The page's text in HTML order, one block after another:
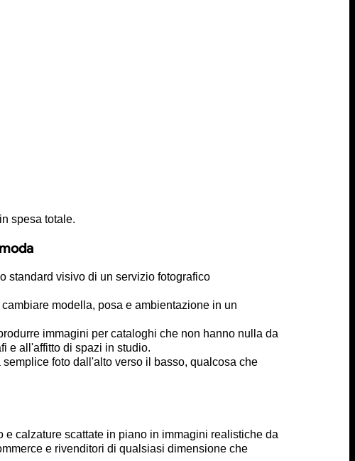
in spesa totale.
standard visivo di un servizio fotografico
modella, posa e ambientazione in un
immagini per cataloghi che non hanno nulla da
e all'affitto di spazi in studio.
foto dall'alto verso il basso, qualcosa che
e calzature scattate in piano in immagini realistiche da
e rivenditori di qualsiasi dimensione che